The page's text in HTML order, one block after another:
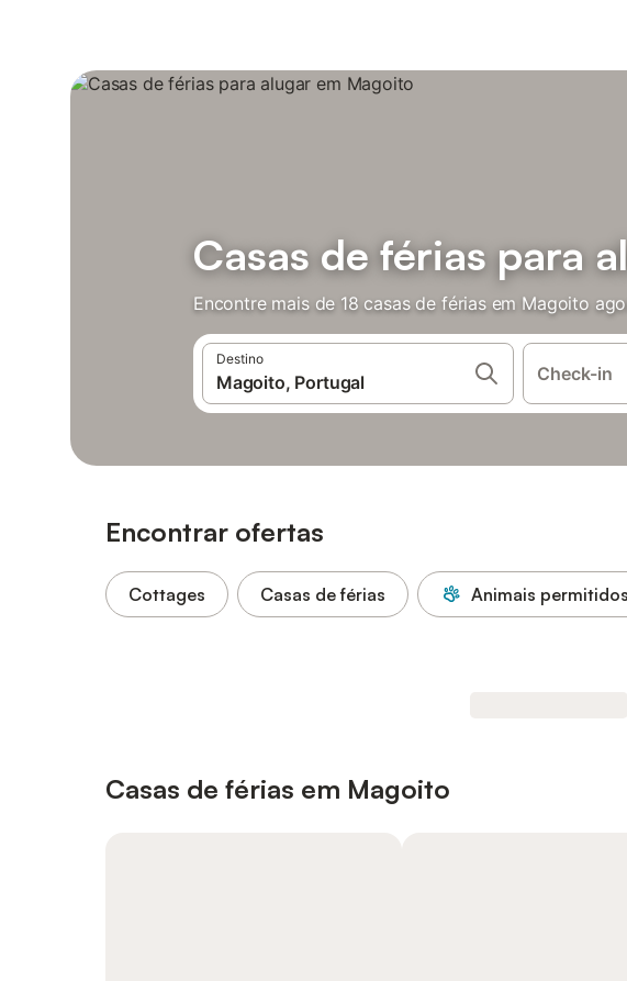
Casas de férias para
Encontre mais de 18 casas de férias em Magoito
Destino
Check-in
Encontrar ofertas
Cottages Casas de férias Animais permitidos
Casas de férias em Magoito